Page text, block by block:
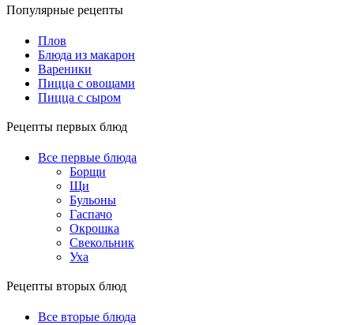
Популярные рецепты
Плов
Блюда из макарон
Вареники
Пицца с овощами
Пицца с сыром
Рецепты первых блюд
Все первые блюда
Борщи
Щи
Бульоны
Гаспачо
Окрошка
Свекольник
Уха
Рецепты вторых блюд
Все вторые блюда